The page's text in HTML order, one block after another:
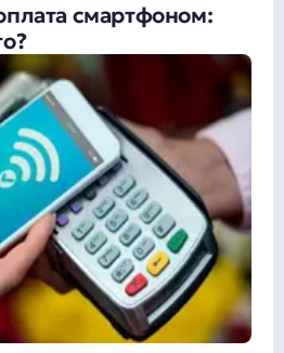
смартфоном: